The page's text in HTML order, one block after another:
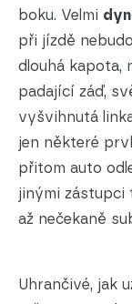
boku. Velmi
při jízdě
dlouhá kapota,
padající záď,
vyšvihnutá
jen některé
přitom auto
jinými zástupci
až nečekaně
Uhrančivé, jak